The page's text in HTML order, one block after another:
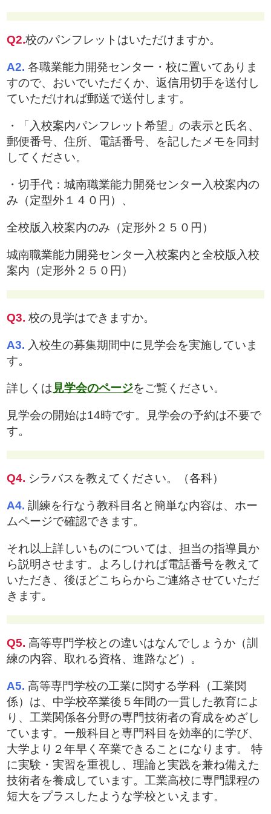
Q2.校のパンフレットはいただけますか。
A2. 各職業能力開発センター・校に置いてありま
すので、おいでいただくか、返信用切手を送付し
ていただければ郵送で送付します。
・「入校案内パンフレット希望」の表示と氏名、
郵便番号、住所、電話番号、を記したメモを同封
してください。
・切手代：城南職業能力開発センター入校案内の
み（定型外１４０円）、
全校版入校案内のみ（定形外２５０円）
城南職業能力開発センター入校案内と全校版入校
案内（定形外２５０円）
Q3. 校の見学はできますか。
A3. 入校生の募集期間中に見学会を実施していま
す。
詳しくは 見学会のページをご覧ください。
見学会の開始は14時です。見学会の予約は不要で
す。
Q4. シラバスを教えてください。（各科）
A4. 訓練を行なう教科目名と簡単な内容は、ホー
ムページで確認できます。
それ以上詳しいものについては、担当の指導員か
ら説明させます。よろしければ電話番号を教えて
いただき、後ほどこちらからご連絡させていただ
きます。
Q5. 高等専門学校との違いはなんでしょうか（訓
練の内容、取れる資格、進路など）。
A5. 高等専門学校の工業に関する学科（工業関
係）は、中学校卒業後５年間の一貫した教育によ
り、工業関係各分野の専門技術者の育成をめざし
ています。一般科目と専門科目を効率的に学び、
大学より２年早く卒業できることになります。 特
に実験・実習を重視し、理論と実践を兼ね備えた
技術者を養成しています。工業高校に専門課程の
短大をプラスしたような学校といえます。